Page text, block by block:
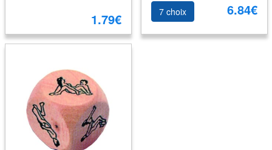
1.79€ 7 choix 6.84€